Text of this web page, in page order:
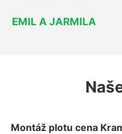
EMIL A JARMILA
Montáž plotu cena